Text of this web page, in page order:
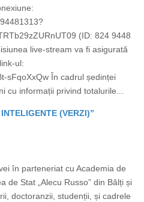
(ID: 824 9448
live-stream va fi asigurată
ul:
sFqoXxQw În cadrul ședinței
cu informații privind totalurile...
(VERZI)”
în parteneriat cu Academia de
de Stat „Alecu Russo” din Bălți și
doctoranzii, studenții, și cadrele